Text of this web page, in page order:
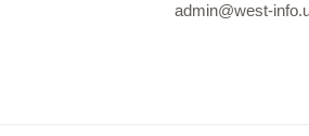
admin@west-